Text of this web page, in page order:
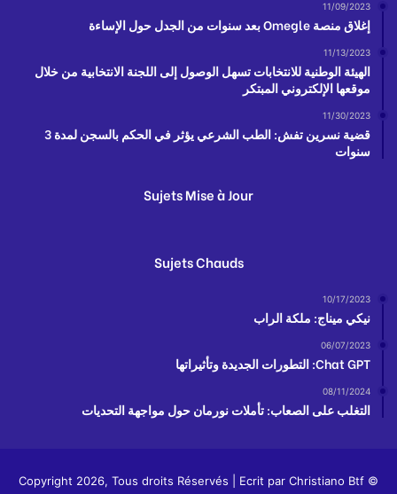
11/09/2023
إغلاق منصة Omegle بعد سنوات من الجدل حول الإساءة
11/13/2023
الهيئة الوطنية للانتخابات تسهل الوصول إلى اللجنة الانتخابية من خلال
موقعها الإلكتروني المبتكر
11/30/2023
قضية نسرين تفش: الطب الشرعي يؤثر في الحكم بالسجن لمدة 3
سنوات
Sujets Mise à Jour
Sujets Chauds
10/17/2023
نيكي ميناج: ملكة الراب
06/07/2023
Chat GPT: التطورات الجديدة وتأثيراتها
08/11/2024
التغلب على الصعاب: تأملات نورمان حول مواجهة التحديات
© Copyright 2026, Tous droits Réservés | Ecrit par
Christiano Btf